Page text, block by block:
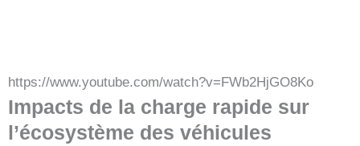
https://www.youtube.com/watch?v=FWb2HjGO8Ko
Impacts de la charge rapide sur
l’écosystème des véhicules